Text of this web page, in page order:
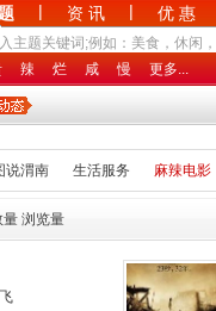
| 资 讯 | 优 惠
辣 烂 咸 慢 更多...
说渭南 生活服务 麻辣电影
量 浏览量